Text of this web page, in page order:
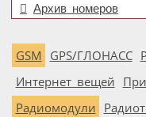
Архив номеров
GSM GPS/ГЛОНАСС
Интернет вещей
Радиомодули